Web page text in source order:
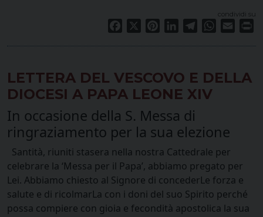
condividi su
Facebook PinterestLinkedInTelegramWhatsApp
Email
LETTERA DEL VESCOVO E DELLA
DIOCESI A PAPA LEONE XIV
In occasione della S. Messa di
ringraziamento per la sua elezione
Santità, riuniti stasera nella nostra Cattedrale per
celebrare la ‘Messa per il Papa’, abbiamo pregato per
Lei. Abbiamo chiesto al Signore di concederLe forza e
salute e di ricolmarLa con i doni del suo Spirito perché
possa compiere con gioia e fecondità apostolica la sua